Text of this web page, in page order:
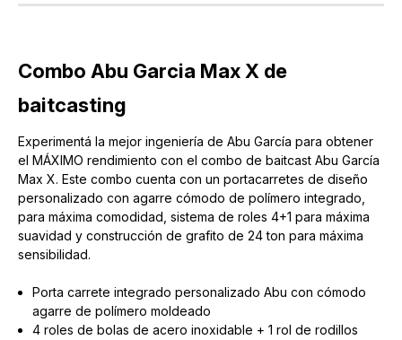
Combo Abu Garcia Max X de
baitcasting
Experimentá la mejor ingeniería de Abu García para obtener
el MÁXIMO rendimiento con el combo de baitcast Abu García
Max X. Este combo cuenta con un portacarretes de diseño
personalizado con agarre cómodo de polímero integrado,
para máxima comodidad, sistema de roles 4+1 para máxima
suavidad y construcción de grafito de 24 ton para máxima
sensibilidad.
Porta carrete integrado personalizado Abu con cómodo
agarre de polímero moldeado
4 roles de bolas de acero inoxidable + 1 rol de rodillos